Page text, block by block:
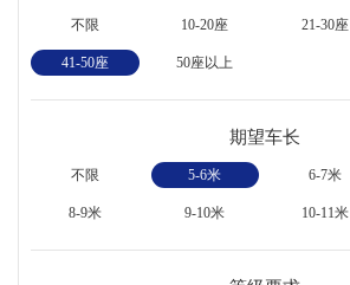
不限 10-20座 21-30座
41-50座 50座以上
期望车长
不限 5-6米 6-7米
8-9米 9-10米 10-11米